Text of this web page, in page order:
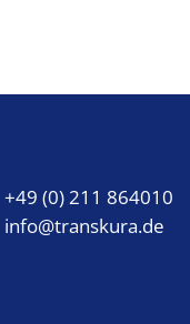
+49 (0) 211 864010
info@transkura.de